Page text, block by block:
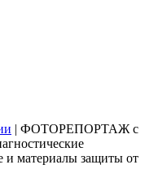
| ФОТОРЕПОРТАЖ с
и материалы защиты от